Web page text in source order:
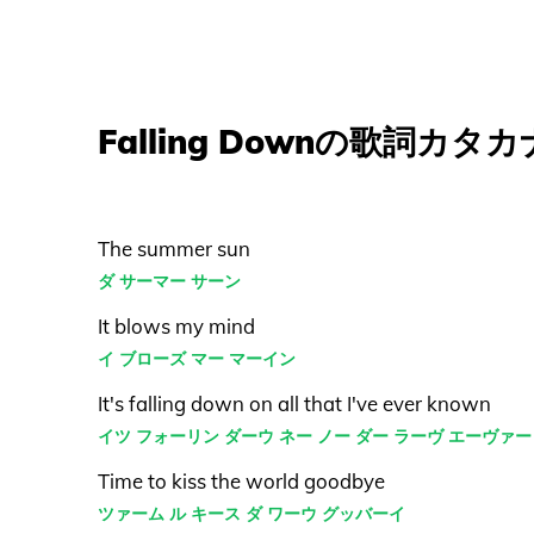
Falling Downの歌詞カタカ
The summer sun
ダ サーマー サーン
It blows my mind
イ ブローズ マー マーイン
It's falling down on all that I've ever known
イツ フォーリン ダーウ ネー ノー ダー ラーヴ エーヴァ
Time to kiss the world goodbye
ツァーム ル キース ダ ワーウ グッバーイ